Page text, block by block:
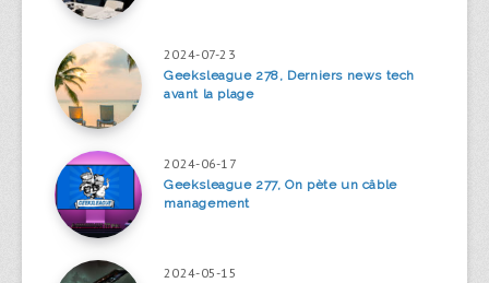
2024-07-23
Geeksleague 278, Derniers news tech
avant la plage
2024-06-17
Geeksleague 277, On pète un câble
management
2024-05-15